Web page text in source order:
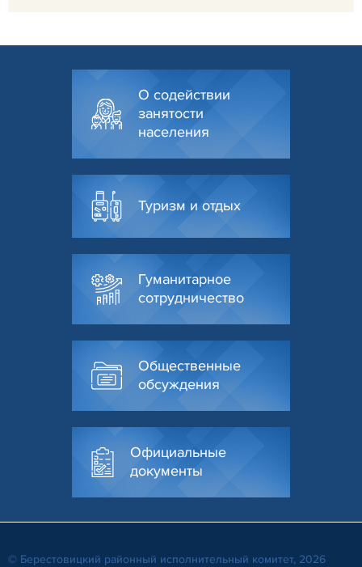
О содействии
занятости
населения
Туризм и отдых
Гуманитарное
сотрудничество
Общественные
обсуждения
Официальные
документы
© Берестовицкий районный исполнительный комитет, 2026